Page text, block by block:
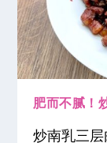
肥而不腻！
炒南乳三